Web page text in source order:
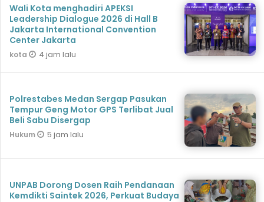
Wali Kota menghadiri APEKSI
Leadership Dialogue 2026 di Hall B
Jakarta International Convention
Center Jakarta
kota 4 jam lalu
Polrestabes Medan Sergap Pasukan
Tempur Geng Motor GPS Terlibat Jual
Beli Sabu Disergap
Hukum 5 jam lalu
UNPAB Dorong Dosen Raih Pendanaan
Kemdikti Saintek 2026, Perkuat Budaya